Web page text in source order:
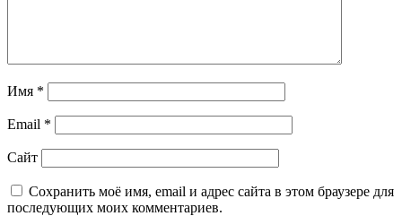
Имя *
Email *
Сайт
Сохранить моё имя, email и адрес сайта в этом браузере для
последующих моих комментариев.